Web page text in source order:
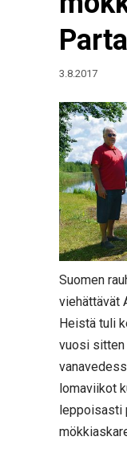
3.8.2017
Suomen
viehättävät
Heistä tuli
vuosi sitten
lomaviikot
leppoisasti